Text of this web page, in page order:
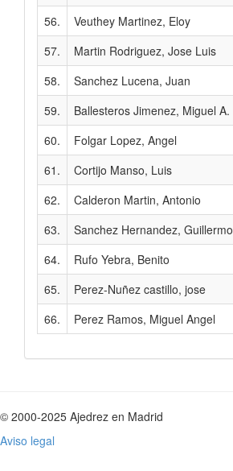
56.
Veuthey Martinez, Eloy
57.
Martin Rodriguez, Jose Luis
58.
Sanchez Lucena, Juan
59.
Ballesteros Jimenez, Miguel A.
60.
Folgar Lopez, Angel
61.
Cortijo Manso, Luis
62.
Calderon Martin, Antonio
63.
Sanchez Hernandez, Guillermo
64.
Rufo Yebra, Benito
65.
Perez-Nuñez castillo, jose
66.
Perez Ramos, Miguel Angel
© 2000-2025 Ajedrez en Madrid
Aviso legal